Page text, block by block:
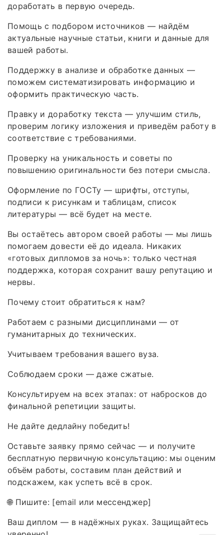
доработать в первую очередь.
Помощь с подбором источников — найдём
актуальные научные статьи, книги и данные для
вашей работы.
Поддержку в анализе и обработке данных —
поможем систематизировать информацию и
оформить практическую часть.
Правку и доработку текста — улучшим стиль,
проверим логику изложения и приведём работу в
соответствие с требованиями.
Проверку на уникальность и советы по
повышению оригинальности без потери смысла.
Оформление по ГОСТу — шрифты, отступы,
подписи к рисункам и таблицам, список
литературы — всё будет на месте.
Вы остаётесь автором своей работы — мы лишь
помогаем довести её до идеала. Никаких
«готовых дипломов за ночь»: только честная
поддержка, которая сохранит вашу репутацию и
нервы.
Почему стоит обратиться к нам?
Работаем с разными дисциплинами — от
гуманитарных до технических.
Учитываем требования вашего вуза.
Соблюдаем сроки — даже сжатые.
Консультируем на всех этапах: от набросков до
финальной репетиции защиты.
Не дайте дедлайну победить!
Оставьте заявку прямо сейчас — и получите
бесплатную первичную консультацию: мы оценим
объём работы, составим план действий и
подскажем, как успеть всё в срок.
🌐 Пишите: [email или мессенджер]
Ваш диплом — в надёжных руках. Защищайтесь